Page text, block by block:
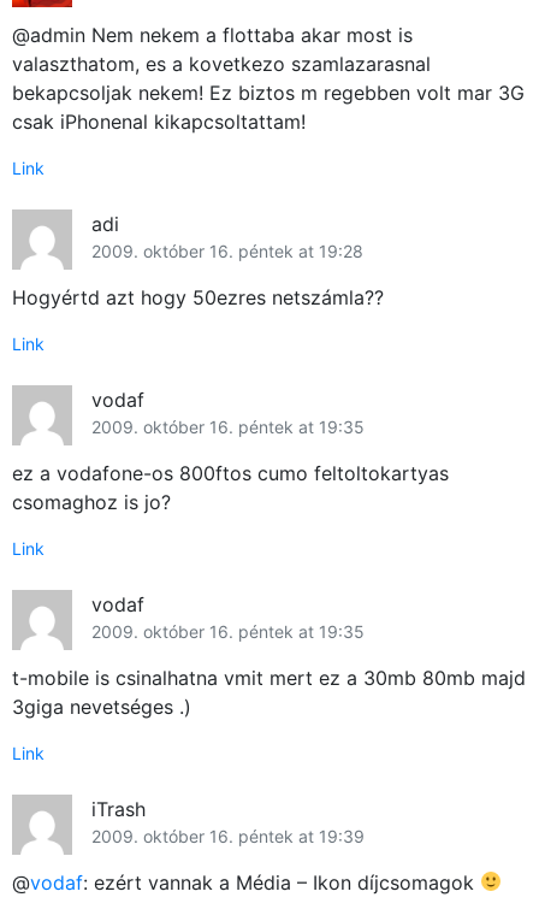
@admin Nem nekem a flottaba akar most is
valaszthatom, es a kovetkezo szamlazarasnal
bekapcsoljak nekem! Ez biztos m regebben volt mar 3G
csak iPhonenal kikapcsoltattam!
Link
adi
2009. október 16. péntek at 19:28
Hogyértd azt hogy 50ezres netszámla??
Link
vodaf
2009. október 16. péntek at 19:35
ez a vodafone-os 800ftos cumo feltoltokartyas
csomaghoz is jo?
Link
vodaf
2009. október 16. péntek at 19:35
t-mobile is csinalhatna vmit mert ez a 30mb 80mb majd
3giga nevetséges .)
Link
iTrash
2009. október 16. péntek at 19:39
@vodaf: ezért vannak a Média – Ikon díjcsomagok